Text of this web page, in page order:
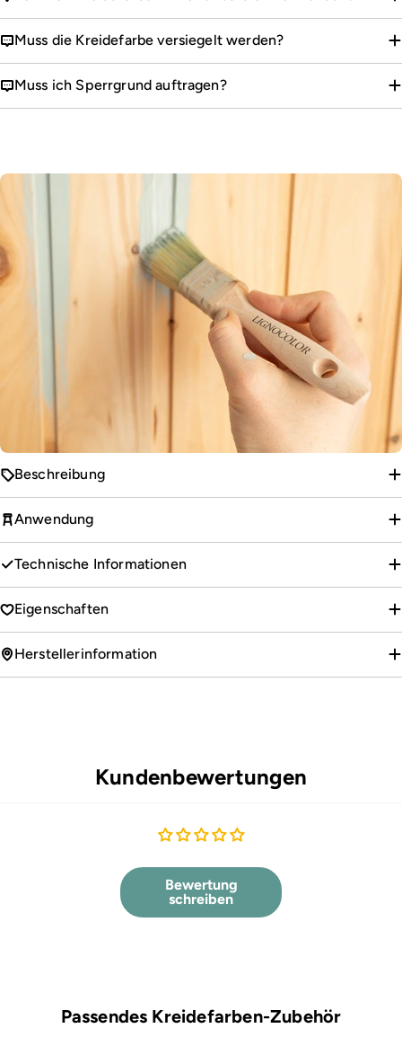
Muss die Kreidefarbe versiegelt werden?
Muss ich Sperrgrund auftragen?
Beschreibung
Anwendung
Technische Informationen
Eigenschaften
Herstellerinformation
Kundenbewertungen
Bewertung
schreiben
Passendes Kreidefarben-Zubehör